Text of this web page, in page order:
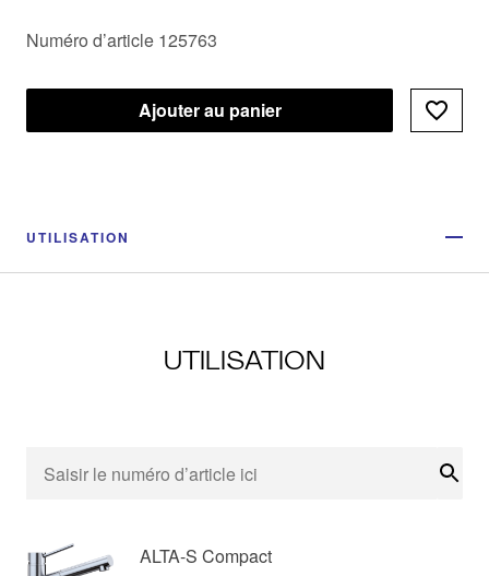
Numéro d’article 125763
Ajouter au panier
UTILISATION
UTILISATION
ALTA-S Compact